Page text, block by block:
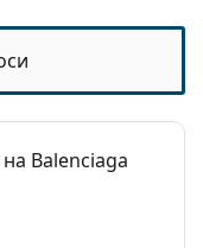
Balenciaga